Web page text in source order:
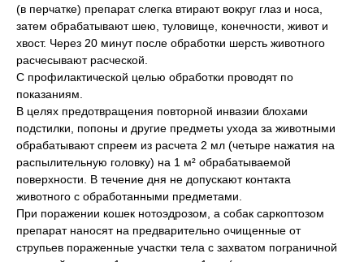
(в перчатке) препарат слегка втирают вокруг глаз и носа,
затем обрабатывают шею, туловище, конечности, живот и
хвост. Через 20 минут после обработки шерсть животного
расчесывают расческой.
С профилактической целью обработки проводят по
показаниям.
В целях предотвращения повторной инвазии блохами
подстилки, попоны и другие предметы ухода за животными
обрабатывают спреем из расчета 2 мл (четыре нажатия на
распылительную головку) на 1 м² обрабатываемой
поверхности. В течение дня не допускают контакта
животного с обработанными предметами.
При поражении кошек нотоэдрозом, а собак саркоптозом
препарат наносят на предварительно очищенные от
струпьев пораженные участки тела с захватом пограничной